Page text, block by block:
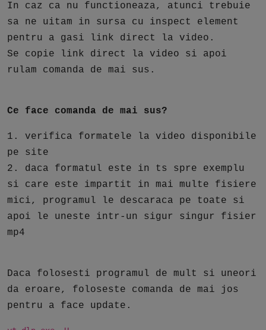
In caz ca nu functioneaza, atunci trebuie
sa ne uitam in sursa cu inspect element
pentru a gasi link direct la video.
Se copie link direct la video si apoi
rulam comanda de mai sus.
Ce face comanda de mai sus?
1. verifica formatele la video disponibile
pe site
2. daca formatul este in ts spre exemplu
si care este impartit in mai multe fisiere
mici, programul le descaraca pe toate si
apoi le uneste intr-un sigur singur fisier
mp4
Daca folosesti programul de mult si uneori
da eroare, foloseste comanda de mai jos
pentru a face update.